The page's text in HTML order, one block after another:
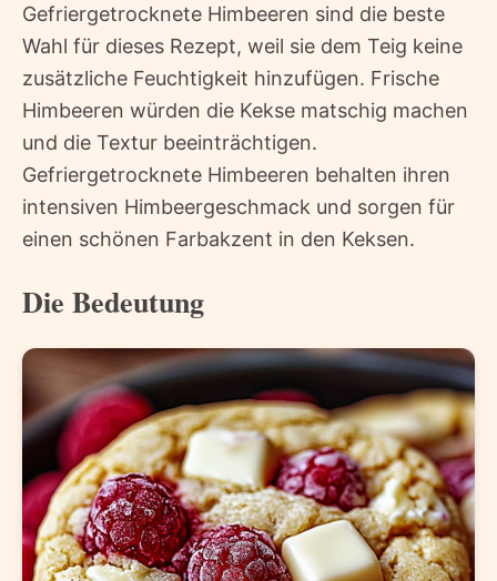
Gefriergetrocknete Himbeeren sind die beste
Wahl für dieses Rezept, weil sie dem Teig keine
zusätzliche Feuchtigkeit hinzufügen. Frische
Himbeeren würden die Kekse matschig machen
und die Textur beeinträchtigen.
Gefriergetrocknete Himbeeren behalten ihren
intensiven Himbeergeschmack und sorgen für
einen schönen Farbakzent in den Keksen.
Die Bedeutung